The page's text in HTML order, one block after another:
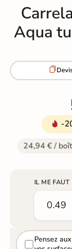
Aqua

-
24,94 € /
IL ME FAUT
Pensez